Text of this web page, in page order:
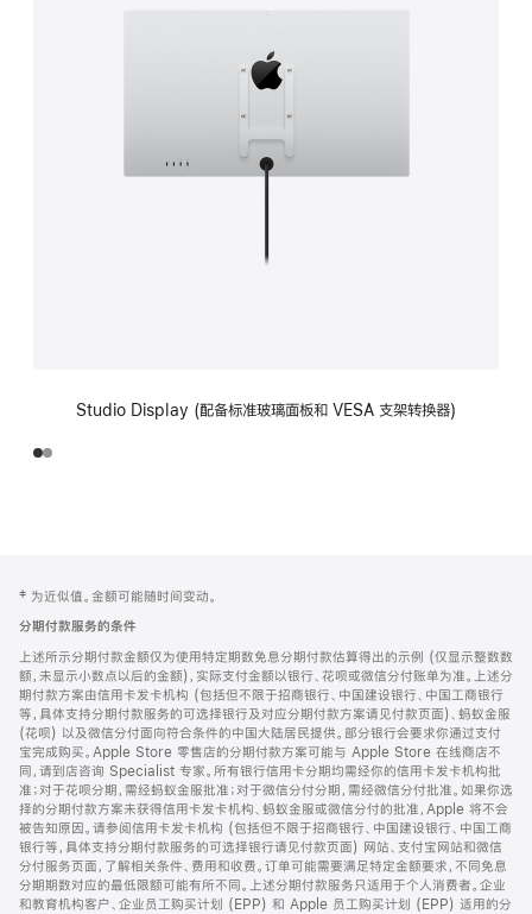
Studio Display (配备标准玻璃面板和 VESA 支架转换器)
页
页
脚
注
‡ 为近似值。金额可能随时间变动。
分期付款服务的条件
上述所示分期付款金额仅为使用特定期数免息分期付款估算得出的示例 (仅显示整数数
额，未显示小数点以后的金额)，实际支付金额以银行、花呗或微信分付账单为准。上述分
期付款方案由信用卡发卡机构 (包括但不限于招商银行、中国建设银行、中国工商银行
等，具体支持分期付款服务的可选择银行及对应分期付款方案请见付款页面)、蚂蚁金服
(花呗) 以及微信分付面向符合条件的中国大陆居民提供。部分银行会要求你通过支付
宝完成购买。Apple Store 零售店的分期付款方案可能与 Apple Store 在线商店不
同，请到店咨询 Specialist 专家。所有银行信用卡分期均需经你的信用卡发卡机构批
准；对于花呗分期，需经蚂蚁金服批准；对于微信分付分期，需经微信分付批准。如果你选
择的分期付款方案未获得信用卡发卡机构、蚂蚁金服或微信分付的批准，Apple 将不会
被告知原因。请参阅信用卡发卡机构 (包括但不限于招商银行、中国建设银行、中国工商
银行等，具体支持分期付款服务的可选择银行请见付款页面) 网站、支付宝网站和微信
分付服务页面，了解相关条件、费用和收费。订单可能需要满足特定金额要求，不同免息
分期期数对应的最低限额可能有所不同。上述分期付款服务只适用于个人消费者。企业
和教育机构客户、企业员工购买计划 (EPP) 和 Apple 员工购买计划 (EPP) 适用的分